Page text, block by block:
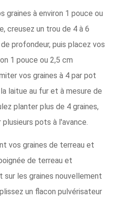
graines à environ 1 pouce ou
creusez un trou de 4 à 6
profondeur, puis placez vos
1 pouce ou 2,5 cm
vos graines à 4 par pot
laitue au fur et à mesure de
planter plus de 4 graines,
pots à l'avance.
vos graines de terreau et
de terreau et
sur les graines nouvellement
un flacon pulvérisateur